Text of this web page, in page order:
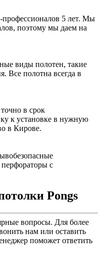
5 лет. Мы
поэтому мы даем на
виды полотен, такие
Все полотна всегда в
в срок
к установке в нужную
в Кирове.
с
Pongs
вопросы. Для более
нам или оставить
поможет ответить